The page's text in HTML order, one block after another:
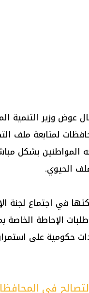
عوض وزير التنمية
لمتابعة ملف
المواطنين بشكل
الحيوي.
في اجتماع لجنة
الإحاطة الخاصة
حكومية على
في